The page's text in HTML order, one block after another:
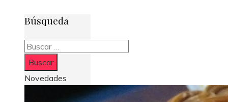
Búsqueda
Buscar:
Novedades